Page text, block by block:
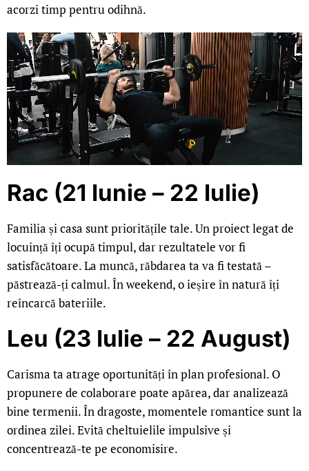
acorzi timp pentru odihnă.
Rac (21 Iunie – 22 Iulie)
Familia și casa sunt prioritățile tale. Un proiect legat de
locuință îți ocupă timpul, dar rezultatele vor fi
satisfăcătoare. La muncă, răbdarea ta va fi testată –
păstrează-ți calmul. În weekend, o ieșire în natură îți
reîncarcă bateriile.
Leu (23 Iulie – 22 August)
Carisma ta atrage oportunități în plan profesional. O
propunere de colaborare poate apărea, dar analizează
bine termenii. În dragoste, momentele romantice sunt la
ordinea zilei. Evită cheltuielile impulsive și
concentrează-te pe economisire.